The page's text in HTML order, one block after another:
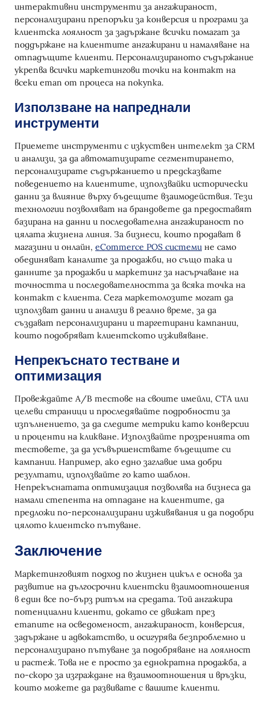
интерактивни инструменти за ангажираност,
персонализирани препоръки за конверсия и програми за
клиентска лоялност за задържане всички помагат за
поддържане на клиентите ангажирани и намаляване на
отпадъщите клиенти. Персонализираното съдържание
укрепва всички маркетингови точки на контакт на
всеки етап от процеса на покупка.
Използване на напреднали
инструменти
Приемете инструменти с изкуствен интелект за CRM
и анализи, за да автоматизирате сегментирането,
персонализирате съдържанието и предсказвате
поведението на клиентите, използвайки исторически
данни за влияние върху бъдещите взаимодействия. Тези
технологии позволяват на брандовете да предоставят
базирана на данни и последователна ангажираност по
цялата жизнена линия. За бизнеси, които продават в
магазини и онлайн, eCommerce POS системи не само
обединяват каналите за продажби, но също така и
данните за продажби и маркетинг за насърчаване на
точността и последователността за всяка точка на
контакт с клиента. Сега маркетолозите могат да
използват данни и анализи в реално време, за да
създават персонализирани и таргетирани кампании,
които подобряват клиентското изживяване.
Непрекъснато тестване и
оптимизация
Провеждайте A/B тестове на своите имейли, CTA или
целеви страници и проследявайте подробности за
изпълнението, за да следите метрики като конверсии
и проценти на кликване. Използвайте прозренията от
тестовете, за да усъвършенствате бъдещите си
кампании. Например, ако едно заглавие има добри
резултати, използвайте го като шаблон.
Непрекъснатата оптимизация позволява на бизнеса да
намали степента на отпадане на клиентите, да
предложи по-персонализирани изживявания и да подобри
цялото клиентско пътуване.
Заключение
Маркетинговият подход по жизнен цикъл е основа за
развитие на дългосрочни клиентски взаимоотношения
в един все по-бърз ритъм на средата. Той ангажира
потенциални клиенти, докато се движат през
етапите на осведоменост, ангажираност, конверсия,
задържане и адвокатство, и осигурява безпроблемно и
персонализирано пътуване за подобряване на лоялност
и растеж. Това не е просто за еднократна продажба, а
по-скоро за изграждане на взаимоотношения и връзки,
които можете да развивате с вашите клиенти.